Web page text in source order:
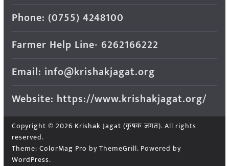
Phone: (0755) 4248100
Farmer Help Line- 6262166222
Email: info@krishakjagat.org
Website: https://www.krishakjagat.org/
Copyright © 2026 Krishak Jagat (कृषक जगत). All rights
reserved.
Theme: ColorMag Pro by ThemeGrill. Powered by
WordPress.